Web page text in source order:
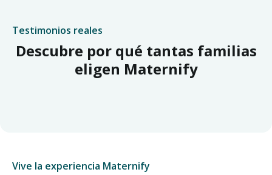
Testimonios reales
Descubre por qué tantas familias
eligen Maternify
Vive la experiencia Maternify